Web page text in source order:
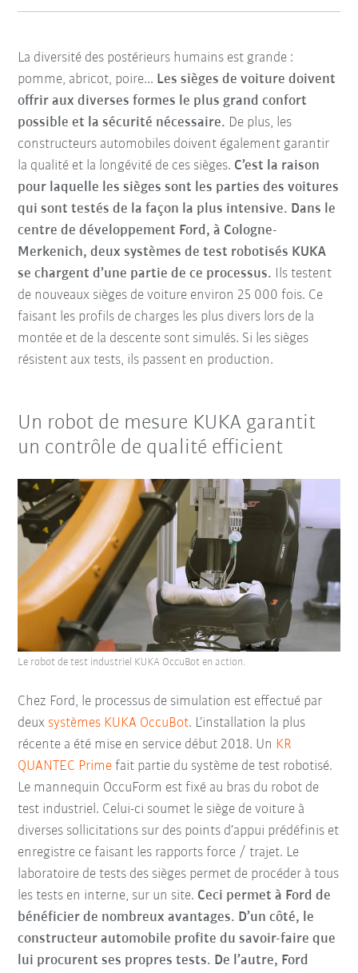
La diversité des postérieurs humains est grande :
pomme, abricot, poire... Les sièges de voiture doivent
offrir aux diverses formes le plus grand confort
possible et la sécurité nécessaire. De plus, les
constructeurs automobiles doivent également garantir
la qualité et la longévité de ces sièges. C’est la raison
pour laquelle les sièges sont les parties des voitures
qui sont testés de la façon la plus intensive. Dans le
centre de développement Ford, à Cologne-
Merkenich, deux systèmes de test robotisés KUKA
se chargent d’une partie de ce processus. Ils testent
de nouveaux sièges de voiture environ 25 000 fois. Ce
faisant les profils de charges les plus divers lors de la
montée et de la descente sont simulés. Si les sièges
résistent aux tests, ils passent en production.
Un robot de mesure KUKA garantit
un contrôle de qualité efficient
Chez Ford, le processus de simulation est effectué par
deux systèmes KUKA OccuBot. L’installation la plus
récente a été mise en service début 2018. Un KR
QUANTEC Prime fait partie du système de test robotisé.
Le mannequin OccuForm est fixé au bras du robot de
test industriel. Celui-ci soumet le siège de voiture à
diverses sollicitations sur des points d’appui prédéfinis et
enregistre ce faisant les rapports force / trajet. Le
laboratoire de tests des sièges permet de procéder à tous
les tests en interne, sur un site. Ceci permet à Ford de
bénéficier de nombreux avantages. D’un côté, le
constructeur automobile profite du savoir-faire que
lui procurent ses propres tests. De l’autre, Ford
Le robot de test industriel KUKA OccuBot en action.